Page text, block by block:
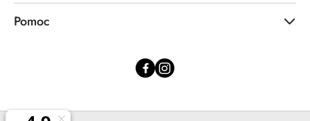
Pomoc